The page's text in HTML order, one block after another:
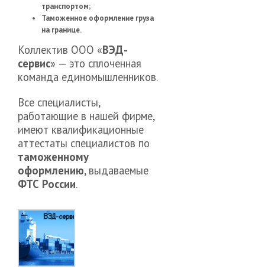
транспортом;
Таможенное оформление груза
на границе.
Коллектив ООО «ВЭД-
сервис» — это сплоченная
команда единомышленников.
Все специалисты,
работающие в нашей фирме,
имеют квалификационные
аттестаты специалистов по
таможенному
оформлению, выдаваемые
ФТС России.